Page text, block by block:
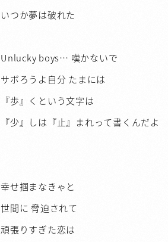
いつか夢は破れた
Unlucky boys… 嘆かないで
サボろうよ自分 たまには
『歩』くという文字は
『少』しは『止』まれって書くんだよ
幸せ掴まなきゃと
世間に 脅迫されて
頑張りすぎた恋は